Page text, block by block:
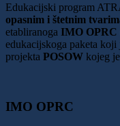
Edukacijski program
opasnim i štetnim
etabliranoga IMO OPRC
edukacijskoga paketa
projekta POSOW kojeg
IMO OPRC